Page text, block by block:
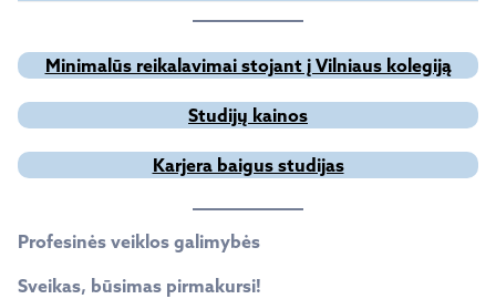
Minimalūs reikalavimai stojant į Vilniaus kolegiją
Studijų kainos
Karjera baigus studijas
Profesinės veiklos galimybės
Sveikas, būsimas pirmakursi!